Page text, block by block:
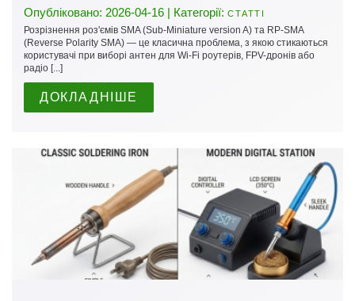
Опубліковано: 2026-04-16 | Категорії: СТАТТІ
Розрізнення роз'ємів SMA (Sub-Miniature version A) та RP-SMA
(Reverse Polarity SMA) — це класична проблема, з якою стикаються
користувачі при виборі антен для Wi-Fi роутерів, FPV-дронів або
радіо [...]
ДОКЛАДНІШЕ